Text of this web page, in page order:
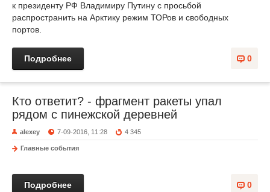
к президенту РФ Владимиру Путину с просьбой
распространить на Арктику режим ТОРов и свободных
портов.
0
Подробнее
Кто ответит? - фрагмент ракеты упал
рядом с пинежской деревней
alexey 7-09-2016, 11:28 4 345
Главные события
0
Подробнее